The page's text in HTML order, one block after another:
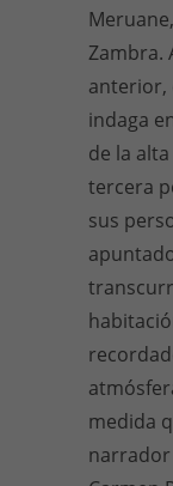
Zambra.
anterior,
indaga
de la
tercera
sus
medida
narrador